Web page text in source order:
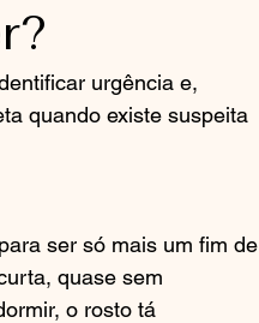
urgência e,
quando existe suspeita
ser só mais um fim de
quase sem
o rosto tá